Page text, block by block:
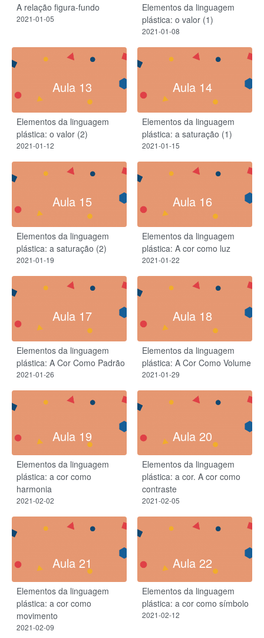
A relação figura-fundo
2021-01-05
Elementos da linguagem
plástica: o valor (1)
2021-01-08
Aula 13
Elementos da linguagem
plástica: o valor (2)
2021-01-12
Aula 14
Elementos da linguagem
plástica: a saturação (1)
2021-01-15
Aula 15
Elementos da linguagem
plástica: a saturação (2)
2021-01-19
Aula 16
Elementos da linguagem
plástica: A cor como luz
2021-01-22
Aula 17
Elementos da linguagem
plástica: A Cor Como Padrão
2021-01-26
Aula 18
Elementos da linguagem
plástica: A Cor Como Volume
2021-01-29
Aula 19
Elementos da linguagem
plástica: a cor como
harmonia
2021-02-02
Aula 20
Elementos da linguagem
plástica: a cor. A cor como
contraste
2021-02-05
Aula 21
Elementos da linguagem
plástica: a cor como
movimento
2021-02-09
Aula 22
Elementos da linguagem
plástica: a cor como símbolo
2021-02-12